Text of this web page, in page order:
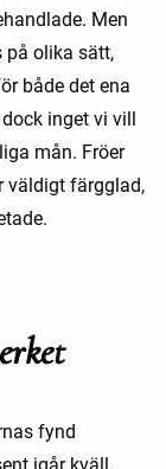
Men
på olika sätt,
både det ena
inget vi vill
mån. Fröer
väldigt färgglad,
fynd